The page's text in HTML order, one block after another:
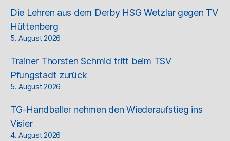
Die Lehren aus dem Derby HSG Wetzlar gegen TV
Hüttenberg
5. August 2026
Trainer Thorsten Schmid tritt beim TSV
Pfungstadt zurück
5. August 2026
TG-Handballer nehmen den Wiederaufstieg ins
Visier
4. August 2026